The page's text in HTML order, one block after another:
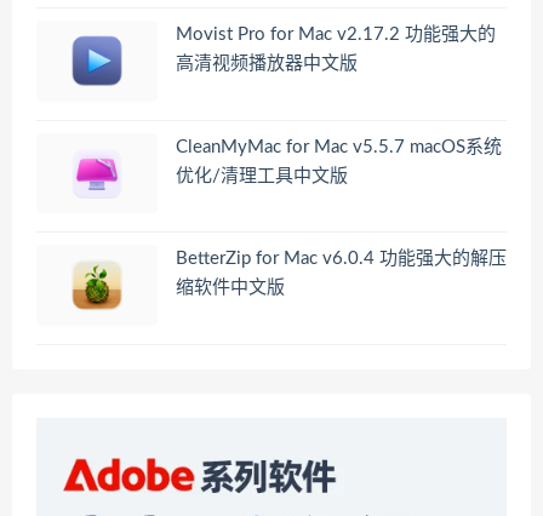
Movist Pro for Mac v2.17.2 功能强大的
高清视频播放器中文版
CleanMyMac for Mac v5.5.7 macOS系统
优化/清理工具中文版
BetterZip for Mac v6.0.4 功能强大的解压
缩软件中文版